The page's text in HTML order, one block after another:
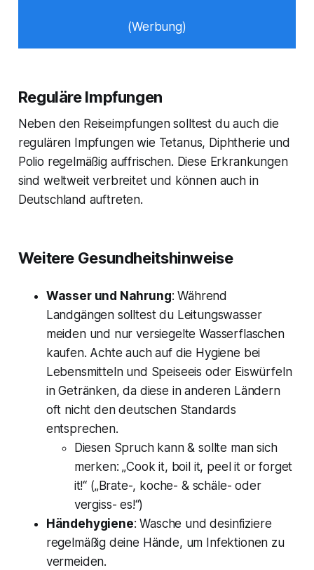
(Werbung)
Reguläre Impfungen
Neben den Reiseimpfungen solltest du auch die
regulären Impfungen wie Tetanus, Diphtherie und
Polio regelmäßig auffrischen. Diese Erkrankungen
sind weltweit verbreitet und können auch in
Deutschland auftreten.
Weitere Gesundheitshinweise
Wasser und Nahrung: Während
Landgängen solltest du Leitungswasser
meiden und nur versiegelte Wasserflaschen
kaufen. Achte auch auf die Hygiene bei
Lebensmitteln und Speiseeis oder Eiswürfeln
in Getränken, da diese in anderen Ländern
oft nicht den deutschen Standards
entsprechen.
Diesen Spruch kann & sollte man sich
merken: „Cook it, boil it, peel it or forget
it!“ („Brate-, koche- & schäle- oder
vergiss- es!“)
Händehygiene: Wasche und desinfiziere
regelmäßig deine Hände, um Infektionen zu
vermeiden.